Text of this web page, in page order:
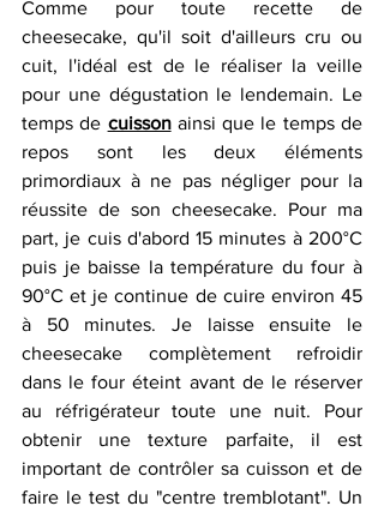
Comme pour toute recette de
cheesecake, qu'il soit d'ailleurs cru ou
cuit, l'idéal est de le réaliser la veille
pour une dégustation le lendemain. Le
temps de cuisson ainsi que le temps de
repos sont les deux éléments
primordiaux à ne pas négliger pour la
réussite de son cheesecake. Pour ma
part, je cuis d'abord 15 minutes à 200°C
puis je baisse la température du four à
90°C et je continue de cuire environ 45
à 50 minutes. Je laisse ensuite le
cheesecake complètement refroidir
dans le four éteint avant de le réserver
au réfrigérateur toute une nuit. Pour
obtenir une texture parfaite, il est
important de contrôler sa cuisson et de
faire le test du "centre tremblotant". Un